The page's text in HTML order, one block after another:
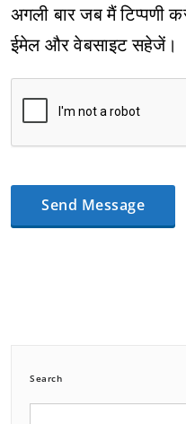
अगली बार जब मैं टिप्पणी
ईमेल और वेबसाइट सहेजें।
Search
Search